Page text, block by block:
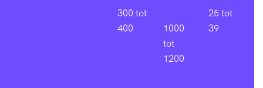
300 tot
400
1000
tot
1200
25 tot
39